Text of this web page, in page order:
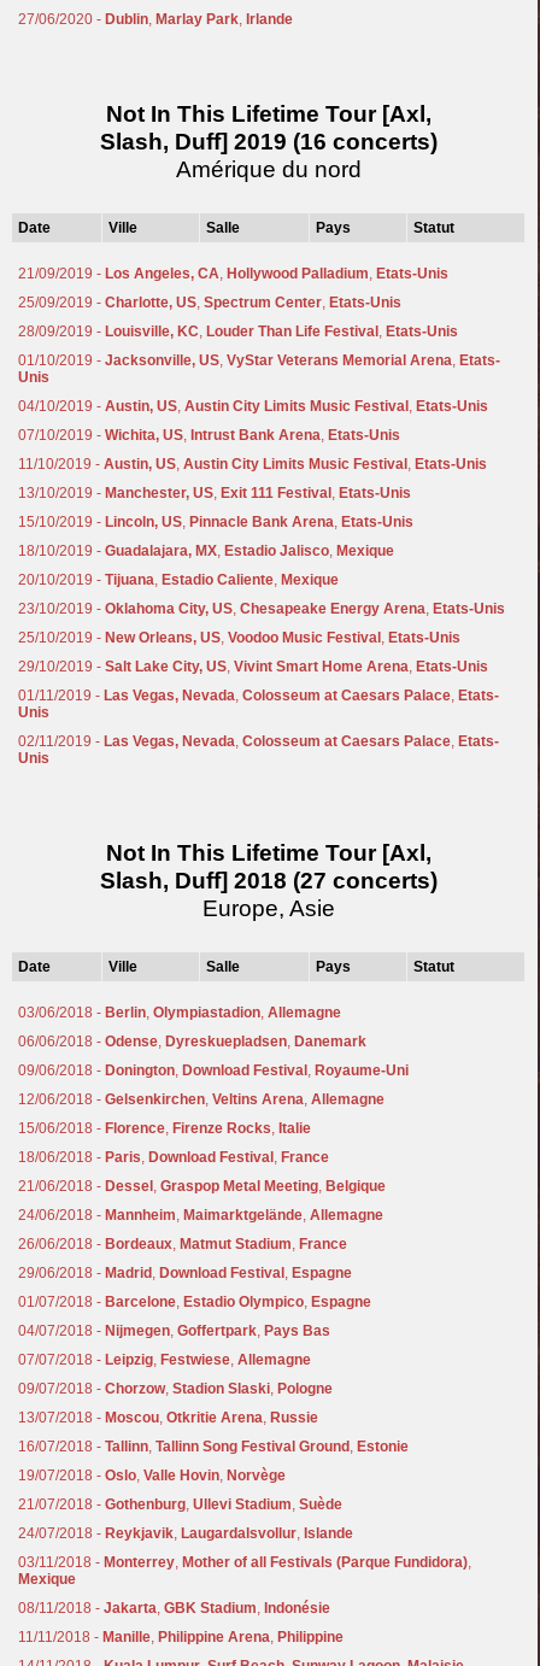
27/06/2020 - Dublin, Marlay Park, Irlande
Not In This Lifetime Tour [Axl,
Slash, Duff] 2019 (16 concerts)
Amérique du nord
Date Ville Salle Pays Statut
21/09/2019 - Los Angeles, CA, Hollywood Palladium, Etats-Unis
25/09/2019 -Charlotte, US,Spectrum Center, Etats-Unis
28/09/2019 - Louisville, KC, Louder Than Life Festival , Etats-Unis
01/10/2019 -Jacksonville, US,VyStar Veterans Memorial Arena, Etats-
Unis
04/10/2019 -Austin, US,Austin City Limits Music Festival , Etats-Unis
07/10/2019 -Wichita, US, Intrust Bank Arena, Etats-Unis
11/10/2019 -Austin, US,Austin City Limits Music Festival , Etats-Unis
13/10/2019 - Manchester, US, Exit 111 Festival , Etats-Unis
15/10/2019 - Lincoln, US, Pinnacle Bank Arena, Etats-Unis
18/10/2019 -Guadalajara, MX, Estadio Jalisco, Mexique
20/10/2019 -Tijuana, Estadio Caliente, Mexique
23/10/2019 -Oklahoma City, US,Chesapeake Energy Arena, Etats-Unis
25/10/2019 - New Orleans, US,Voodoo Music Festival , Etats-Unis
29/10/2019 -Salt Lake City, US,Vivint Smart Home Arena, Etats-Unis
01/11/2019 - Las Vegas, Nevada,Colosseum at Caesars Palace, Etats-
Unis
02/11/2019 - Las Vegas, Nevada,Colosseum at Caesars Palace, Etats-
Unis
Not In This Lifetime Tour [Axl,
Slash, Duff] 2018 (27 concerts)
Europe, Asie
Date Ville Salle Pays Statut
03/06/2018 - Berlin,Olympiastadion,Allemagne
06/06/2018 -Odense, Dyreskuepladsen, Danemark
09/06/2018 - Donington, Download Festival , Royaume-Uni
12/06/2018 -Gelsenkirchen,Veltins Arena,Allemagne
15/06/2018 - Florence, Firenze Rocks, Italie
18/06/2018 - Paris, Download Festival , France
21/06/2018 - Dessel ,Graspop Metal Meeting, Belgique
24/06/2018 - Mannheim, Maimarktgelände,Allemagne
26/06/2018 - Bordeaux, Matmut Stadium, France
29/06/2018 - Madrid , Download Festival , Espagne
01/07/2018 - Barcelone, Estadio Olympico, Espagne
04/07/2018 - Nijmegen,Goffertpark, Pays Bas
07/07/2018 - Leipzig, Festwiese,Allemagne
09/07/2018 -Chorzow,Stadion Slaski, Pologne
13/07/2018 - Moscou,Otkritie Arena, Russie
16/07/2018 -Tallinn,Tallinn Song Festival Ground , Estonie
19/07/2018 -Oslo,Valle Hovin, Norvège
21/07/2018 -Gothenburg,Ullevi Stadium,Suède
24/07/2018 - Reykjavik, Laugardalsvollur, Islande
03/11/2018 - Monterrey, Mother of all Festivals (Parque Fundidora),
Mexique
08/11/2018 -Jakarta,GBK Stadium, Indonésie
11/11/2018 - Manille, Philippine Arena, Philippine